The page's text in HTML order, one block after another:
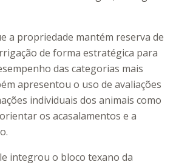
a propriedade mantém reserva de
de forma estratégica para
das categorias mais
apresentou o uso de avaliações
individuais dos animais como
os acasalamentos e a
integrou o bloco texano da